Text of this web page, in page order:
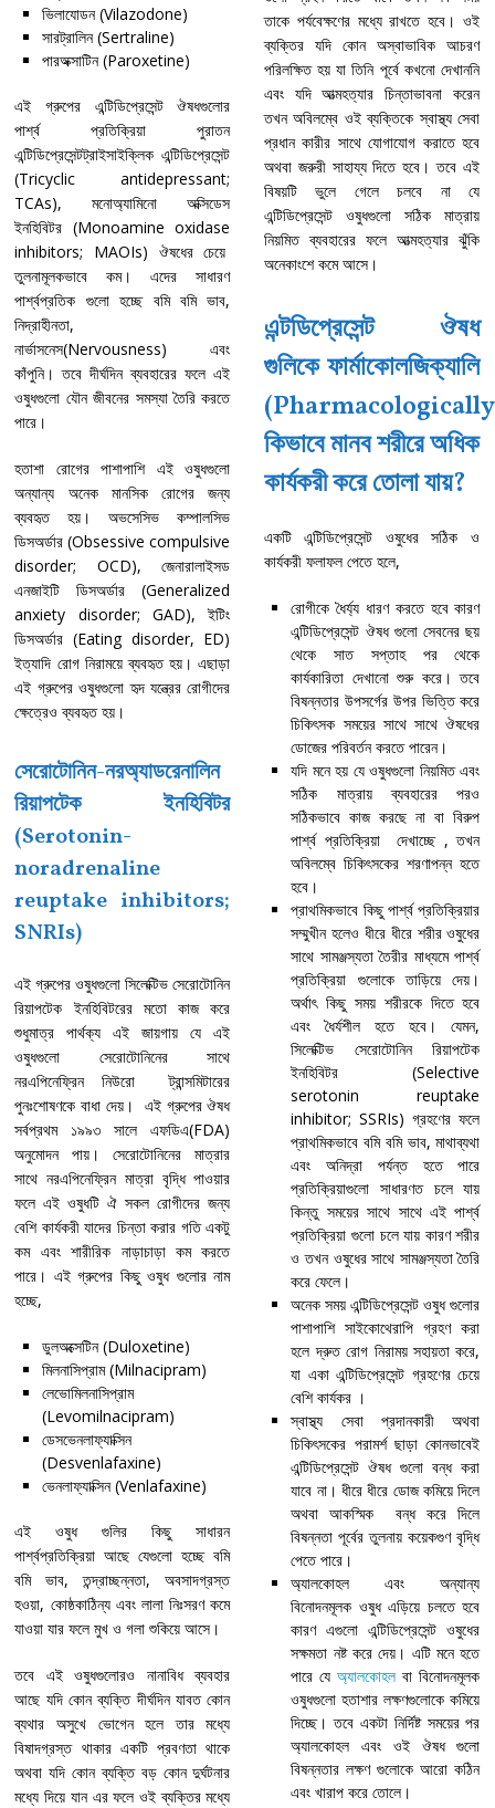
ভিলাযোডন (Vilazodone)
সারট্রালিন (Sertraline)
পারঅক্সাটিন (Paroxetine)
এই গ্রুপের এন্টিডিপ্রেসেন্ট ঔষধগুলোর
পার্শ্ব প্রতিক্রিয়া পুরাতন
এন্টিডিপ্রেসেন্টট্রাইসাইক্লিক এন্টিডিপ্রেসেন্ট
(Tricyclic antidepressant;
TCAs), মনোঅ্যামিনো অক্সিডেস
ইনহিবিটর (Monoamine oxidase
inhibitors; MAOIs) ঔষধের চেয়ে
তুলনামূলকভাবে কম। এদের সাধারণ
পার্শ্বপ্রতিক গুলো হচ্ছে বমি বমি ভাব,
নিদ্রাহীনতা,
নার্ভাসনেস(Nervousness) এবং
কাঁপুনি। তবে দীর্ঘদিন ব্যবহারের ফলে এই
ওষুধগুলো যৌন জীবনের সমস্যা তৈরি করতে
পারে।
হতাশা রোগের পাশাপাশি এই ওষুধগুলো
অন্যান্য অনেক মানসিক রোগের জন্য
ব্যবহৃত হয়। অভসেসিভ কম্পালসিভ
ডিসঅর্ডার (Obsessive compulsive
disorder; OCD), জেনারালাইসড
এনজাইটি ডিসঅর্ডার (Generalized
anxiety disorder; GAD), ইটিং
ডিসঅর্ডার (Eating disorder, ED)
ইত্যাদি রোগ নিরাময়ে ব্যবহৃত হয়। এছাড়া
এই গ্রুপের ওষুধগুলো হৃদ যন্ত্রের রোগীদের
ক্ষেত্রেও ব্যবহৃত হয়।
সেরোটোনিন-নরঅ্যাডরেনালিন
রিয়াপটেক ইনহিবিটর
(Serotonin-
noradrenaline
reuptake inhibitors;
SNRIs)
এই গ্রুপের ওষুধগুলো সিলেক্টিভ সেরোটোনিন
রিয়াপটেক ইনহিবিটরের মতো কাজ করে
শুধুমাত্র পার্থক্য এই জায়গায় যে এই
ওষুধগুলো সেরোটোনিনের সাথে
নরএপিনেফ্রিন নিউরো ট্রান্সমিটারের
পুনঃশোষণকে বাধা দেয়। এই গ্রুপের ঔষধ
সর্বপ্রথম ১৯৯৩ সালে এফডিএ(FDA)
অনুমোদন পায়। সেরোটোনিনের মাত্রার
সাথে নরএপিনেফ্রিন মাত্রা বৃদ্ধি পাওয়ার
ফলে এই ওষুধটি ঐ সকল রোগীদের জন্য
বেশি কার্যকরী যাদের চিন্তা করার গতি একটু
কম এবং শারীরিক নাড়াচাড়া কম করতে
পারে। এই গ্রুপের কিছু ওষুধ গুলোর নাম
হচ্ছে,
ডুলঅক্সেটিন (Duloxetine)
মিলনাসিপ্রাম (Milnacipram)
লেভোমিলনাসিপ্রাম
(Levomilnacipram)
ডেসভেনলাফ্যাক্সিন
(Desvenlafaxine)
ভেনলাফ্যাক্সিন (Venlafaxine)
এই ওষুধ গুলির কিছু সাধারন
পার্শ্বপ্রতিক্রিয়া আছে যেগুলো হচ্ছে বমি
বমি ভাব, তন্দ্রাচ্ছন্নতা, অবসাদগ্রস্ত
হওয়া, কোষ্ঠকাঠিন্য এবং লালা নিঃসরণ কমে
যাওয়া যার ফলে মুখ ও গলা শুকিয়ে আসে।
তবে এই ওষুধগুলোরও নানাবিধ ব্যবহার
আছে যদি কোন ব্যক্তি দীর্ঘদিন যাবত কোন
ব্যথার অসুখে ভোগেন হলে তার মধ্যে
বিষাদগ্রস্ত থাকার একটি প্রবণতা থাকে
অথবা যদি কোন ব্যক্তি বড় কোন দুর্ঘটনার
মধ্যে দিয়ে যান এর ফলে ওই ব্যক্তির মধ্যে
তাকে পর্যবেক্ষণের মধ্যে রাখতে হবে। ওই
ব্যক্তির যদি কোন অস্বাভাবিক আচরণ
পরিলক্ষিত হয় যা তিনি পূর্বে কখনো দেখাননি
এবং যদি আত্মহত্যার চিন্তাভাবনা করেন
তখন অবিলম্বে ওই ব্যক্তিকে স্বাস্থ্য সেবা
প্রধান কারীর সাথে যোগাযোগ করাতে হবে
অথবা জরুরী সাহায্য দিতে হবে। তবে এই
বিষয়টি ভুলে গেলে চলবে না যে
এন্টিডিপ্রেসেন্ট ওষুধগুলো সঠিক মাত্রায়
নিয়মিত ব্যবহারের ফলে আত্মহত্যার ঝুঁকি
অনেকাংশে কমে আসে।
এন্টডিপ্রেসেন্ট ঔষধ
গুলিকে ফার্মাকোলজিক্যালি
কিভাবে মানব শরীরে অধিক
কার্যকরী করে তোলা যায়?
একটি এন্টিডিপ্রেসেন্ট ওষুধের সঠিক ও
কার্যকরী ফলাফল পেতে হলে,
রোগীকে ধৈর্য্য ধারণ করতে হবে কারণ
এন্টিডিপ্রেসেন্ট ঔষধ গুলো সেবনের ছয়
থেকে সাত সপ্তাহ পর থেকে
কার্যকারিতা দেখানো শুরু করে। তবে
বিষন্নতার উপসর্গের উপর ভিত্তি করে
চিকিৎসক সময়ের সাথে সাথে ঔষধের
ডোজের পরিবর্তন করতে পারেন।
যদি মনে হয় যে ওষুধগুলো নিয়মিত এবং
সঠিক মাত্রায় ব্যবহারের পরও
সঠিকভাবে কাজ করছে না বা বিরুপ
পার্শ্ব প্রতিক্রিয়া দেখাচ্ছে , তখন
অবিলম্বে চিকিৎসকের শরণাপন্ন হতে
হবে।
প্রাথমিকভাবে কিছু পার্শ্ব প্রতিক্রিয়ার
সম্মুখীন হলেও ধীরে ধীরে শরীর ওষুধের
সাথে সামঞ্জস্যতা তৈরীর মাধ্যমে পার্শ্ব
প্রতিক্রিয়া গুলোকে তাড়িয়ে দেয়।
অর্থাৎ কিছু সময় শরীরকে দিতে হবে
এবং ধৈর্যশীল হতে হবে। যেমন,
সিলেক্টিভ সেরোটোনিন রিয়াপটেক
ইনহিবিটর (Selective
serotonin reuptake
inhibitor; SSRIs) গ্রহণের ফলে
প্রাথমিকভাবে বমি বমি ভাব, মাথাব্যথা
এবং অনিদ্রা পর্যন্ত হতে পারে
প্রতিক্রিয়াগুলো সাধারণত চলে যায়
কিন্তু সময়ের সাথে সাথে এই পার্শ্ব
প্রতিক্রিয়া গুলো চলে যায় কারণ শরীর
ও তখন ওষুধের সাথে সামঞ্জস্যতা তৈরি
করে ফেলে।
অনেক সময় এন্টিডিপ্রেসেন্ট ওষুধ গুলোর
পাশাপাশি সাইকোথেরাপি গ্রহণ করা
হলে দ্রুত রোগ নিরাময় সহায়তা করে,
যা একা এন্টিডিপ্রেসেন্ট গ্রহণের চেয়ে
বেশি কার্যকর ।
স্বাস্থ্য সেবা প্রদানকারী অথবা
চিকিৎসকের পরামর্শ ছাড়া কোনভাবেই
এন্টিডিপ্রেসেন্ট ঔষধ গুলো বন্ধ করা
যাবে না। ধীরে ধীরে ডোজ কমিয়ে দিলে
অথবা আকস্মিক বন্ধ করে দিলে
বিষন্নতা পূর্বের তুলনায় কয়েকগুণ বৃদ্ধি
পেতে পারে।
অ্যালকোহল এবং অন্যান্য
বিনোদনমূলক ওষুধ এড়িয়ে চলতে হবে
কারণ এগুলো এন্টিডিপ্রেসেন্ট ওষুধের
সক্ষমতা নষ্ট করে দেয়। এটি মনে হতে
পারে যেঅ্যালকোহল বা বিনোদনমূলক
ওষুধগুলো হতাশার লক্ষণগুলোকে কমিয়ে
দিচ্ছে। তবে একটা নির্দিষ্ট সময়ের পর
অ্যালকোহল এবং ওই ঔষধ গুলো
বিষন্নতার লক্ষণ গুলোকে আরো কঠিন
এবং খারাপ করে তোলে।